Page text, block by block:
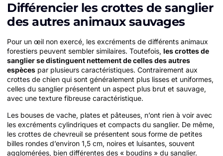
Différencier les crottes de sanglier
des autres animaux sauvages
Pour un œil non exercé, les excréments de différents animaux
forestiers peuvent sembler similaires. Toutefois, les crottes de
sanglier se distinguent nettement de celles des autres
espèces par plusieurs caractéristiques. Contrairement aux
crottes de chien qui sont généralement plus lisses et uniformes,
celles du sanglier présentent un aspect plus brut et sauvage,
avec une texture fibreuse caractéristique.
Les bouses de vache, plates et pâteuses, n’ont rien à voir avec
les excréments cylindriques et compacts du sanglier. De même,
les crottes de chevreuil se présentent sous forme de petites
billes rondes d’environ 1,5 cm, noires et luisantes, souvent
agglomérées, bien différentes des « boudins » du sanglier.